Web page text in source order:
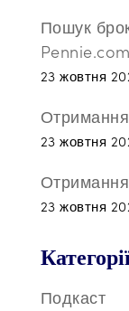
Пошук
Pennie.com
23 жовтня
23 жовтня
23 жовтня
Подкаст